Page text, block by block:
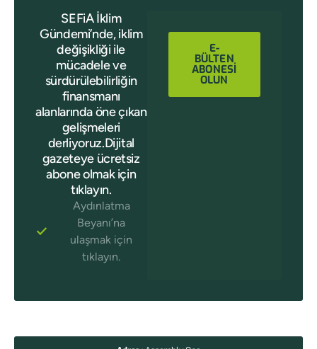
SEFiA İklim
Gündemi’nde, iklim
değişikliği ile
mücadele ve
sürdürülebilirliğin
finansmanı
alanlarında öne çıkan
gelişmeleri
derliyoruz.Dijital
gazeteye ücretsiz
abone olmak için
tıklayın.
Aydınlatma
Beyanı’na
ulaşmak için
tıklayın.
E-
BÜLTEN
ABONESİ
OLUN